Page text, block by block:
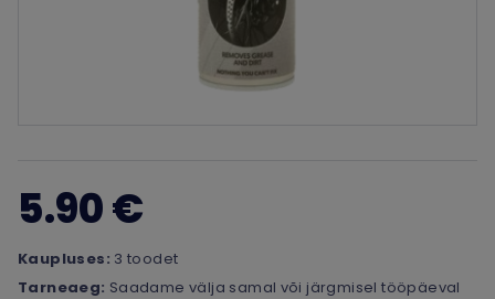
5.90 €
Kaupluses: 3 toodet
Tarneaeg: Saadame välja samal või järgmisel tööpäeval